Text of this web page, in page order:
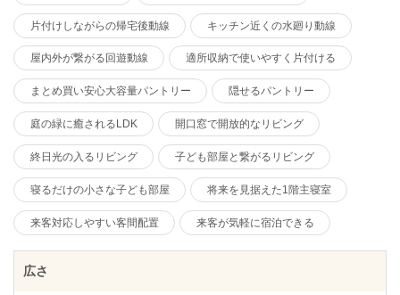
片付けしながらの帰宅後動線 キッチン近くの水廻り動線
屋内外が繋がる回遊動線 適所収納で使いやすく片付ける
まとめ買い安心大容量パントリー 隠せるパントリー
庭の緑に癒されるLDK 開口窓で開放的なリビング
終日光の入るリビング 子ども部屋と繋がるリビング
寝るだけの小さな子ども部屋 将来を見据えた1階主寝室
来客対応しやすい客間配置 来客が気軽に宿泊できる
広さ